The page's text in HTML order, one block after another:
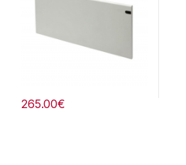
265.00€